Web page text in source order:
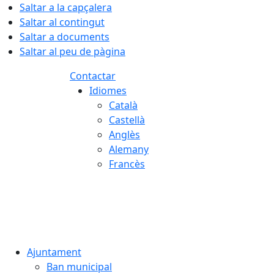
Saltar a la capçalera
Saltar al contingut
Saltar a documents
Saltar al peu de pàgina
Contactar
Idiomes
Català
Castellà
Anglès
Alemany
Francès
Ajuntament
Ban municipal